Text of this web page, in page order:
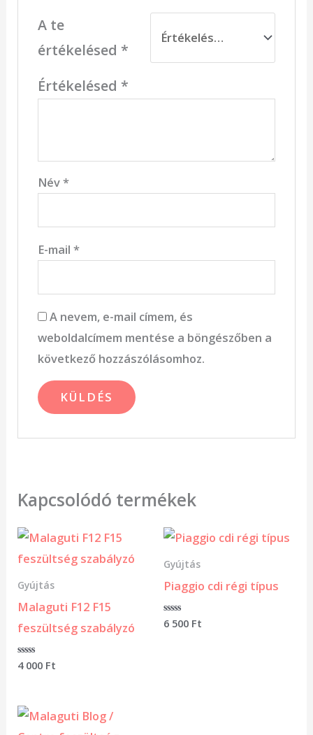
A te
értékelésed *
Értékelésed *
Név*
E-mail *
A nevem, e-mail címem, és
weboldalcímem mentése a böngészőben a
következő hozzászólásomhoz.
Kapcsolódó termékek
Gyújtás
Malaguti F12 F15
feszültség szabályzó
Értékelés:
4 000 Ft
Gyújtás
Piaggio cdi régi típus
Értékelés:
6 500 Ft